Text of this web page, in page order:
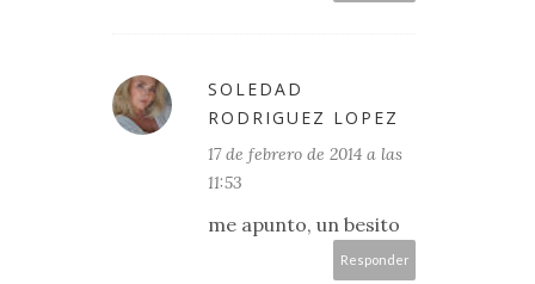
SOLEDAD
RODRIGUEZ LOPEZ
17 de febrero de 2014 a las
11:53
me apunto, un besito
Responder